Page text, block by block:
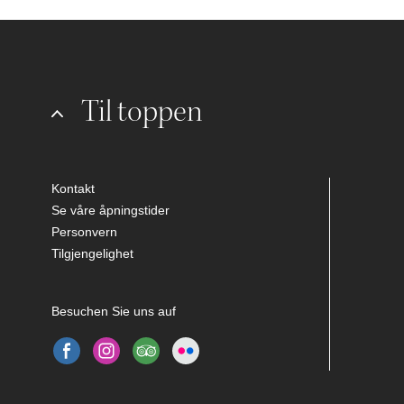
Til toppen
Kontakt
Se våre åpningstider
Personvern
Tilgjengelighet
Besuchen Sie uns auf